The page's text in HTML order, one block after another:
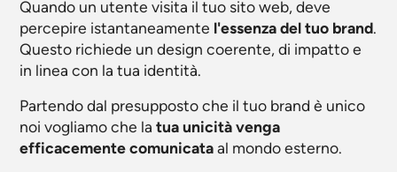
Quando un utente visita il tuo sito web, deve
percepire istantaneamente l'essenza del tuo brand.
Questo richiede un design coerente, di impatto e
in linea con la tua identità.
Partendo dal presupposto che il tuo brand è unico
noi vogliamo che latua unicità venga
efficacemente comunicataal mondo esterno.